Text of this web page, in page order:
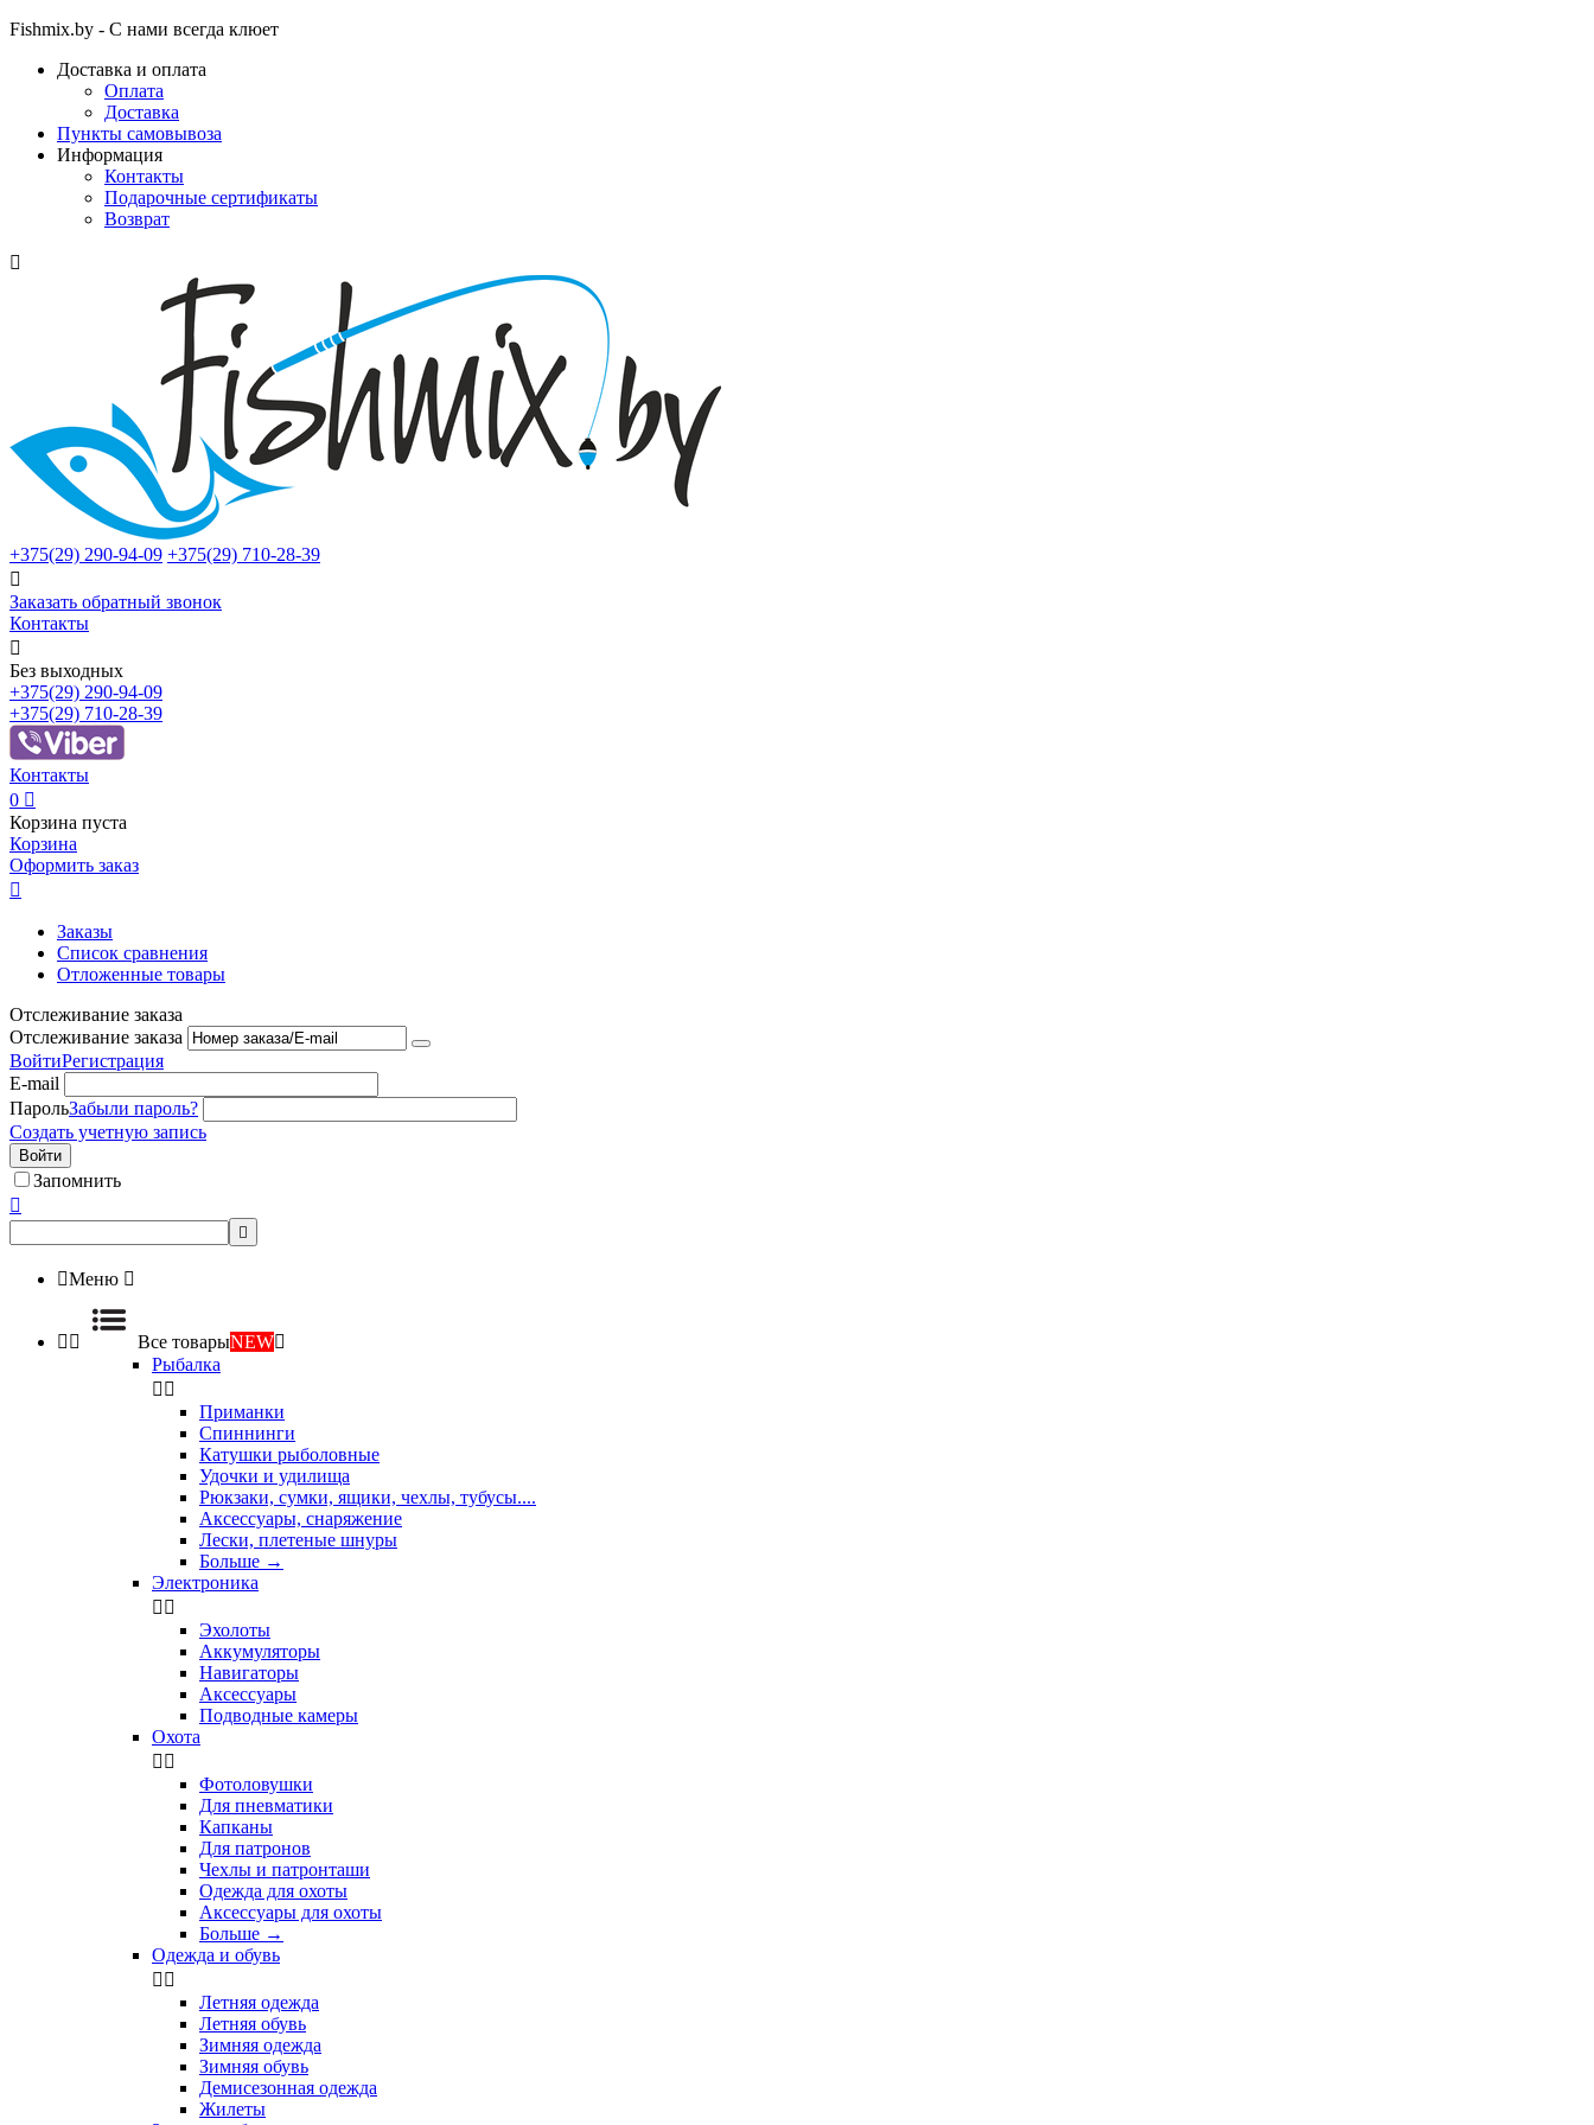
Fishmix.by - С нами всегда клюет
Доставка и оплата
Оплата
Доставка
Пункты самовывоза
Информация
Контакты
Подарочные сертификаты
Возврат

+375(29) 290-94-09 +375(29) 710-28-39

Заказать обратный звонок
Контакты

Без выходных
+375(29) 290-94-09
+375(29) 710-28-39
Контакты
0 
Корзина пуста
Корзина
Оформить заказ

Заказы
Список сравнения
Отложенные товары
Отслеживание заказа
Отслеживание заказа
ВойтиРегистрация
E-mail
ПарольЗабыли пароль?
Создать учетную запись
Войти
Запомнить


Меню 
  Все товарыNEW
Рыбалка
 
Приманки
Спиннинги
Катушки рыболовные
Удочки и удилища
Рюкзаки, сумки, ящики, чехлы, тубусы....
Аксессуары, снаряжение
Лески, плетеные шнуры
Больше →
Электроника
 
Эхолоты
Аккумуляторы
Навигаторы
Аксессуары
Подводные камеры
Охота
 
Фотоловушки
Для пневматики
Капканы
Для патронов
Чехлы и патронташи
Одежда для охоты
Аксессуары для охоты
Больше →
Одежда и обувь
 
Летняя одежда
Летняя обувь
Зимняя одежда
Зимняя обувь
Демисезонная одежда
Жилеты